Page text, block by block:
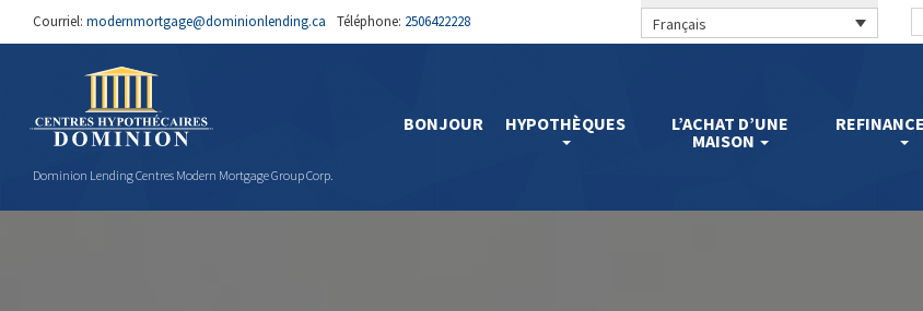
Courriel: modernmortgage@dominionlending.ca Téléphone: 2506422228 Français
Dominion Lending Centres Modern Mortgage Group Corp.
BONJOUR HYPOTHÈQUES
L’ACHAT D’UNE
MAISON